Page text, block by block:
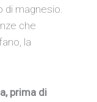
magnesio.
che
la
prima di